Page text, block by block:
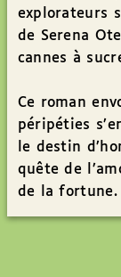
explorateurs
de Serena
cannes à
Ce roman
péripéties
le destin
quête de
de la fortune.